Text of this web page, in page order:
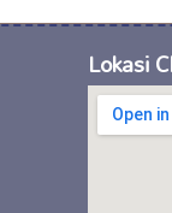
Lokasi